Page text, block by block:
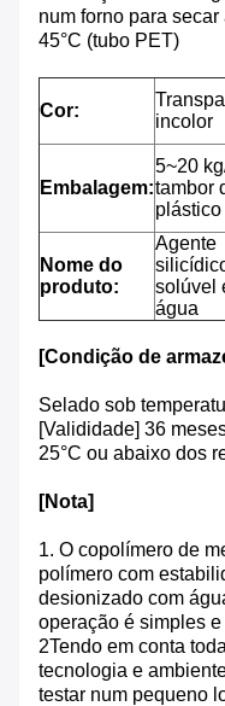
num forno para
45°C (tubo PET)
Cor:
incolor
Embalagem:
5~20
tambor
plástico
Nome do
produto:
Agente
solúvel
água
[Condição de
Selado sob
[Valididade] 36
25°C ou abaixo dos
[Nota]
1. O copolímero de
polímero com
desionizado com
operação é simples
2Tendo em conta
tecnologia e
testar num pequeno